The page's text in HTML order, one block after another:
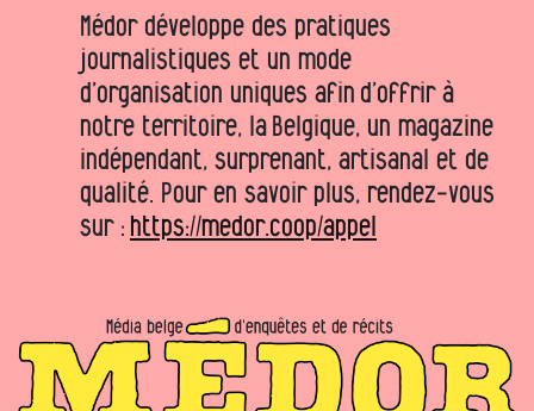
Médor développe des pratiques
journalistiques et un mode
d’organisation uniques afin d’offrir à
notre territoire, la Belgique, un magazine
indépendant, surprenant, artisanal et de
qualité. Pour en savoir plus, rendez-vous
sur : https://medor.coop/appel